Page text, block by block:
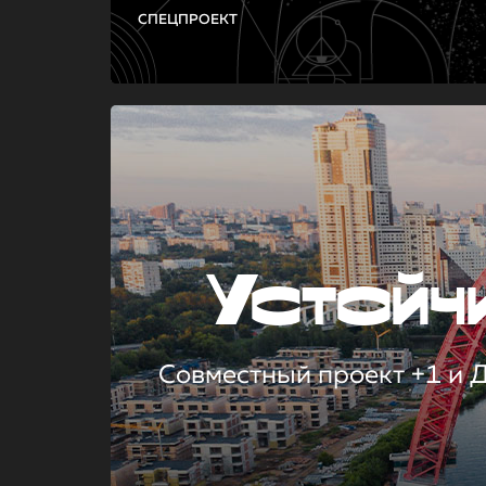
СПЕЦПРОЕКТ
Совместный проект +1 и